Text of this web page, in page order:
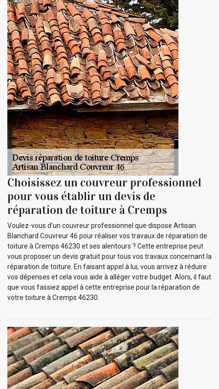
Choisissez un couvreur professionnel
pour vous établir un devis de
réparation de toiture à Cremps
Voulez-vous d’un couvreur professionnel que dispose Artisan
Blanchard Couvreur 46 pour réaliser vos travaux de réparation de
toiture à Cremps 46230 et ses alentours ? Cette entreprise peut
vous proposer un devis gratuit pour tous vos travaux concernant la
réparation de toiture. En faisant appel à lui, vous arrivez à réduire
vos dépenses et cela vous aide à alléger votre budget. Alors, il faut
que vous fassiez appel à cette entreprise pour la réparation de
votre toiture à Cremps 46230.